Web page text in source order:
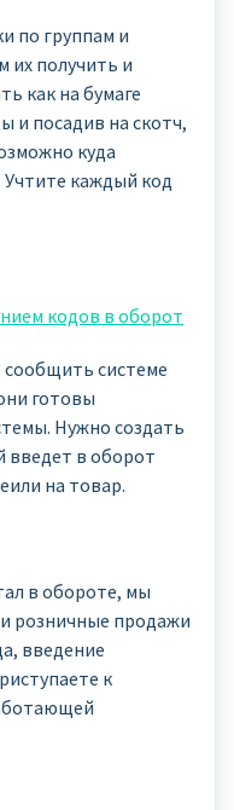
по группам и
их получить и
как на бумаге
и посадив на скотч,
куда
каждый код
кодов в оборот
сообщить системе
готовы
Нужно создать
в оборот
на товар.
в обороте, мы
розничные продажи
введение
к